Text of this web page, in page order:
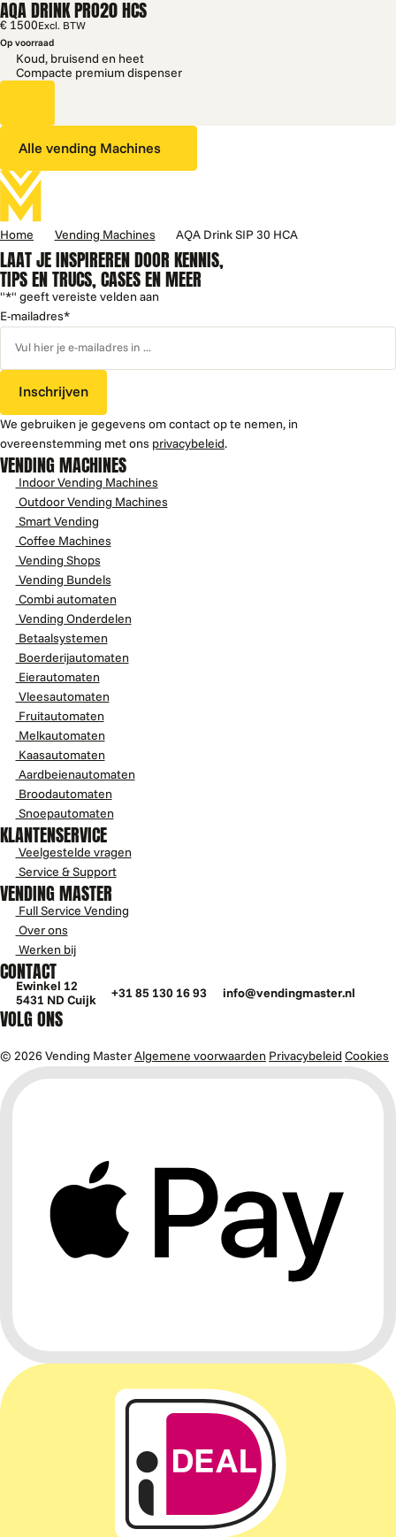
AQA DRINK PRO20 HCS
€ 1500Excl. BTW
Op voorraad
Koud, bruisend en heet
Compacte premium dispenser
Alle vending Machines
Home Vending Machines AQA Drink SIP 30 HCA
LAAT JE INSPIREREN DOOR KENNIS,
TIPS EN TRUCS, CASES EN MEER
"*" geeft vereiste velden aan
E-mailadres*
Inschrijven
We gebruiken je gegevens om contact op te nemen, in
overeenstemming met ons privacybeleid.
VENDING MACHINES
Indoor Vending Machines
Outdoor Vending Machines
Smart Vending
Coffee Machines
Vending Shops
Vending Bundels
Combi automaten
Vending Onderdelen
Betaalsystemen
Boerderijautomaten
Eierautomaten
Vleesautomaten
Fruitautomaten
Melkautomaten
Kaasautomaten
Aardbeienautomaten
Broodautomaten
Snoepautomaten
KLANTENSERVICE
Veelgestelde vragen
Service & Support
VENDING MASTER
Full Service Vending
Over ons
Werken bij
CONTACT
Ewinkel 12
5431 ND Cuijk
+31 85 130 16 93 info@vendingmaster.nl
VOLG ONS
© 2026 Vending MasterAlgemene voorwaarden Privacybeleid Cookies